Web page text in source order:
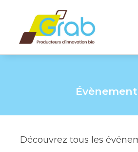
Découvrez tous les